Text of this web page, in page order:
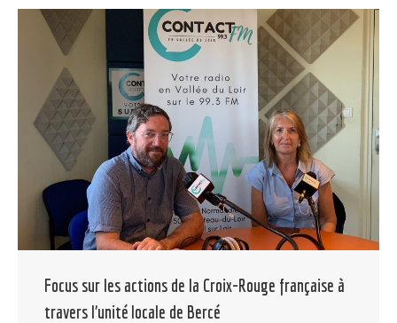
Focus sur les actions de la Croix-Rouge française à
travers l’unité locale de Bercé